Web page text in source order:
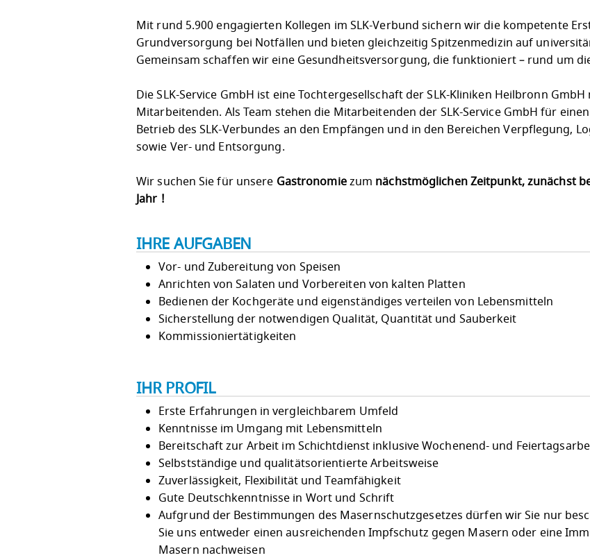
Mit rund 5.900 engagierten Kollegen im SLK-Verbund sichern wir die kompetente
Grundversorgung bei Notfällen und bieten gleichzeitig Spitzenmedizin auf
Gemeinsam schaffen wir eine Gesundheitsversorgung, die funktioniert – rund um
Die SLK-Service GmbH ist eine Tochtergesellschaft der SLK-Kliniken Heilbronn
Mitarbeitenden. Als Team stehen die Mitarbeitenden der SLK-Service GmbH für
Betrieb des SLK-Verbundes an den Empfängen und in den Bereichen Verpflegung,
sowie Ver- und Entsorgung.
Wir suchen Sie für unsere Gastronomiezum nächstmöglichen Zeitpunkt, zunächst
Jahr !
IHRE AUFGABEN
Vor- und Zubereitung von Speisen
Anrichten von Salaten und Vorbereiten von kalten Platten
Bedienen der Kochgeräte und eigenständiges verteilen von Lebensmitteln
Sicherstellung der notwendigen Qualität, Quantität und Sauberkeit
Kommissioniertätigkeiten
IHR PROFIL
Erste Erfahrungen in vergleichbarem Umfeld
Kenntnisse im Umgang mit Lebensmitteln
Bereitschaft zur Arbeit im Schichtdienst inklusive Wochenend- und
Selbstständige und qualitätsorientierte Arbeitsweise
Zuverlässigkeit, Flexibilität und Teamfähigkeit
Gute Deutschkenntnisse in Wort und Schrift
Aufgrund der Bestimmungen des Masernschutzgesetzes dürfen wir Sie nur
Sie uns entweder einen ausreichenden Impfschutz gegen Masern oder eine
Masern nachweisen